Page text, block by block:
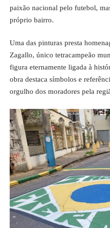
paixão nacional pelo futebol,
próprio bairro.
Uma das pinturas presta
Zagallo, único tetracampeão
figura eternamente ligada à
obra destaca símbolos e
orgulho dos moradores pela